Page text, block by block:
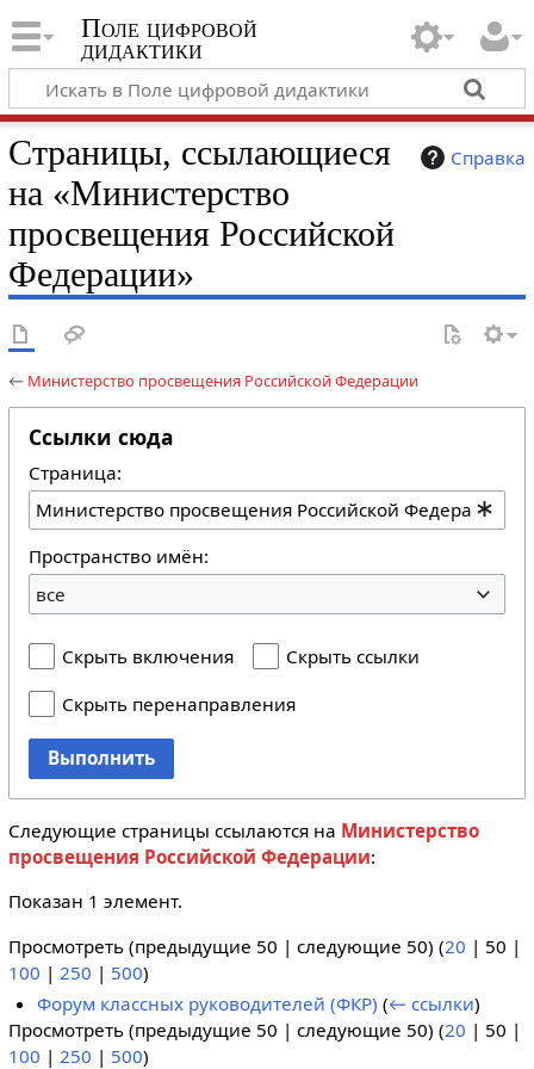
Поле цифровой
дидактики
Справка
Страницы, ссылающиеся
на «Министерство
просвещения Российской
Федерации»
← Министерство просвещения Российской Федерации
Ссылки сюда
Страница:
Пространство имён:
все
Скрыть включения
Скрыть ссылки
Скрыть перенаправления
Выполнить
Следующие страницы ссылаются на Министерство
просвещения Российской Федерации:
Показан 1 элемент.
Просмотреть (предыдущие 50 | следующие 50) (20 | 50 |
100 | 250 | 500)
Форум классных руководителей (ФКР) (← ссылки)
Просмотреть (предыдущие 50 | следующие 50) (20 | 50 |
100 | 250 | 500)